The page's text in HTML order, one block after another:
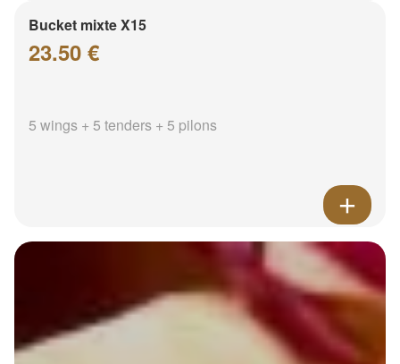
Bucket mixte X15
23.50 €
5 wings + 5 tenders + 5 pilons